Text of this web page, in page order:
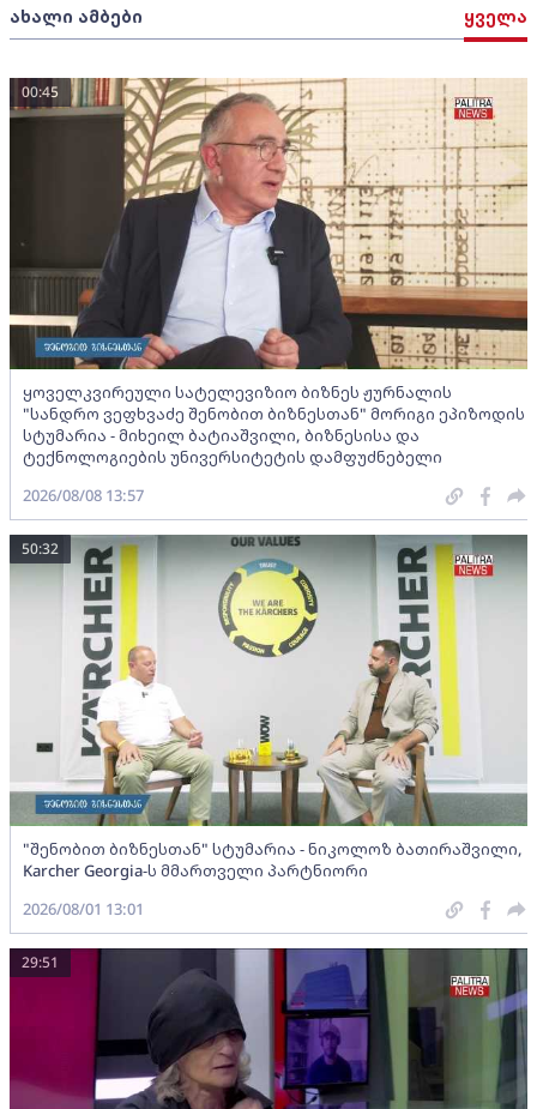
ახალი ამბები ყველა
ყოველკვირეული სატელევიზიო ბიზნეს ჟურნალის
"სანდრო ვეფხვაძე შენობით ბიზნესთან" მორიგი ეპიზოდის
სტუმარია - მიხეილ ბატიაშვილი, ბიზნესისა და
ტექნოლოგიების უნივერსიტეტის დამფუძნებელი
00:45
2026/08/08 13:57
"შენობით ბიზნესთან" სტუმარია - ნიკოლოზ ბათირაშვილი,
Karcher Georgia-ს მმართველი პარტნიორი
50:32
2026/08/01 13:01
29:51